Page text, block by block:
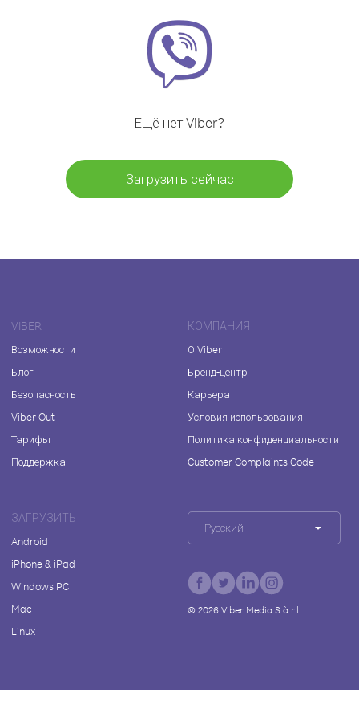
Ещё нет Viber?
Загрузить сейчас
VIBER
Возможности
Блог
Безопасность
Viber Out
Тарифы
Поддержка
КОМПАНИЯ
О Viber
Бренд-центр
Карьера
Условия использования
Политика конфиденциальности
Customer Complaints Code
ЗАГРУЗИТЬ
Android
iPhone & iPad
Windows PC
Mac
Linux
Русский
© 2026Viber Media S.à r.l.